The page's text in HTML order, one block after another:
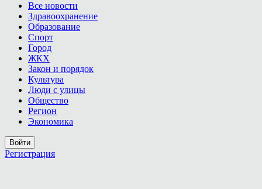
Все новости
Здравоохранение
Образование
Спорт
Город
ЖКХ
Закон и порядок
Культура
Люди с улицы
Общество
Регион
Экономика
Войти
Регистрация